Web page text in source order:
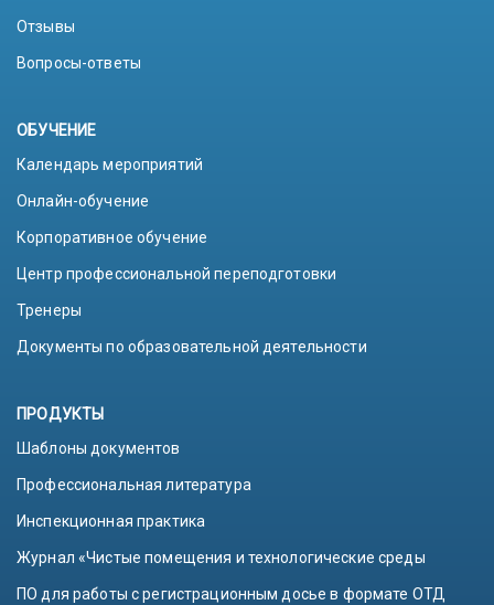
Отзывы
Вопросы-ответы
ОБУЧЕНИЕ
Календарь мероприятий
Онлайн-обучение
Корпоративное обучение
Центр профессиональной переподготовки
Тренеры
Документы по образовательной деятельности
ПРОДУКТЫ
Шаблоны документов
Профессиональная литература
Инспекционная практика
Журнал «Чистые помещения и технологические среды
ПО для работы с регистрационным досье в формате ОТД